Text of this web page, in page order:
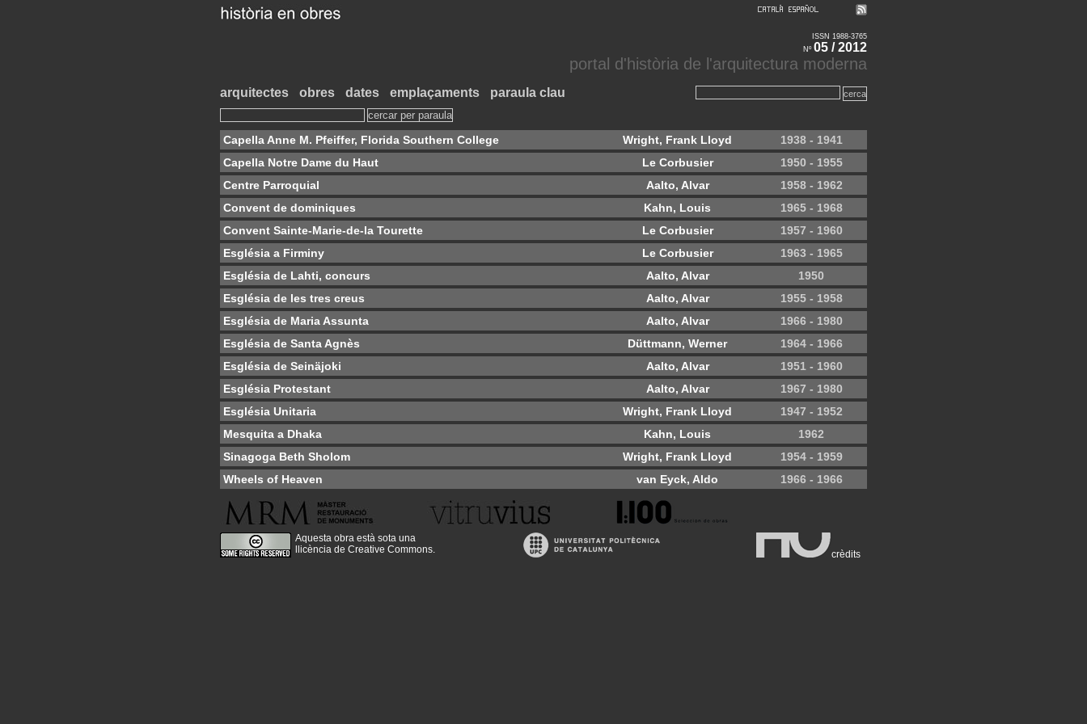
ISSN 1988-3765
Nº 05 / 2012
portal d'història de l'arquitectura moderna
arquitectes obres dates emplaçaments paraula clau
Capella Anne M. Pfeiffer, Florida Southern College Wright, Frank Lloyd
1938 - 1941
Capella Notre Dame du Haut
Le Corbusier
1950 - 1955
Centre Parroquial
Aalto, Alvar
1958 - 1962
Convent de dominiques
Kahn, Louis
1965 - 1968
Convent Sainte-Marie-de-la Tourette
Le Corbusier
1957 - 1960
Església a Firminy
Le Corbusier
1963 - 1965
Església de Lahti, concurs
Aalto, Alvar
1950
Església de les tres creus
Aalto, Alvar
1955 - 1958
Església de Maria Assunta
Aalto, Alvar
1966 - 1980
Església de Santa Agnès
Düttmann, Werner
1964 - 1966
Església de Seinäjoki
Aalto, Alvar
1951 - 1960
Església Protestant
Aalto, Alvar
1967 - 1980
Església Unitaria
Wright, Frank Lloyd
1947 - 1952
Mesquita a Dhaka
Kahn, Louis
1962
Sinagoga Beth Sholom
Wright, Frank Lloyd
1954 - 1959
Wheels of Heaven
van Eyck, Aldo 1966 - 1966
Aquesta obra està sota una
llicència de Creative Commons. crèdits